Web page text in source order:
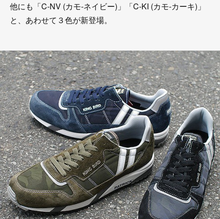
他にも「C-NV (カモ-ネイビー)」「C-KI (カモ-カーキ)」
と、あわせて３色が新登場。